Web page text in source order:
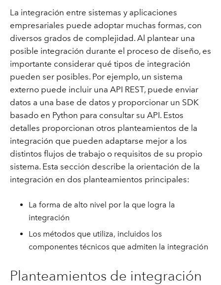
La integración entre sistemas y aplicaciones
empresariales puede adoptar muchas formas, con
diversos grados de complejidad. Al plantear una
posible integración durante el proceso de diseño, es
importante considerar qué tipos de integración
pueden ser posibles. Por ejemplo, un sistema
externo puede incluir una API REST, puede enviar
datos a una base de datos y proporcionar un SDK
basado en Python para consultar su API. Estos
detalles proporcionan otros planteamientos de la
integración que pueden adaptarse mejor a los
distintos flujos de trabajo o requisitos de su propio
sistema. Esta sección describe la orientación de la
integración en dos planteamientos principales:
La forma de alto nivel por la que logra la
integración
Los métodos que utiliza, incluidos los
componentes técnicos que admiten la integración
Planteamientos de integración